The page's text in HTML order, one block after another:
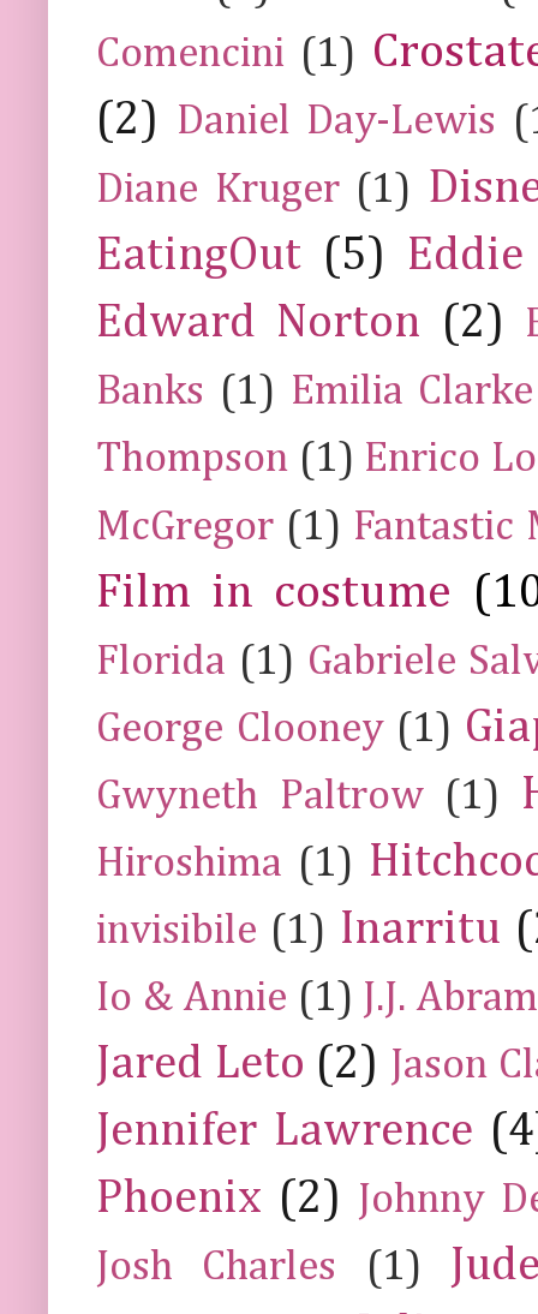
Comencini (1)
(2) Daniel Day-Lewis
Diane Kruger (1)
EatingOut (5) Eddie
Edward Norton (2)
Banks (1) Emilia Clarke
Thompson (1) Enrico
McGregor (1) Fantastic
Film in costume
Florida (1) Gabriele
George Clooney (1)
Gwyneth Paltrow (1)
Hiroshima (1)
invisibile (1) Inarritu
Io & Annie (1) J.J.
Jared Leto (2) Jason
Jennifer Lawrence
Phoenix (2) Johnny
Josh Charles
(1)